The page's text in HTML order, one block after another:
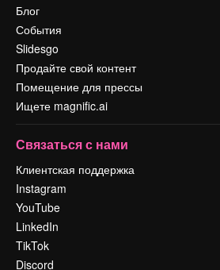
Блог
События
Slidesgo
Продайте свой контент
Помещение для прессы
Ищете magnific.ai
Связаться с нами
Клиентская поддержка
Instagram
YouTube
LinkedIn
TikTok
Discord